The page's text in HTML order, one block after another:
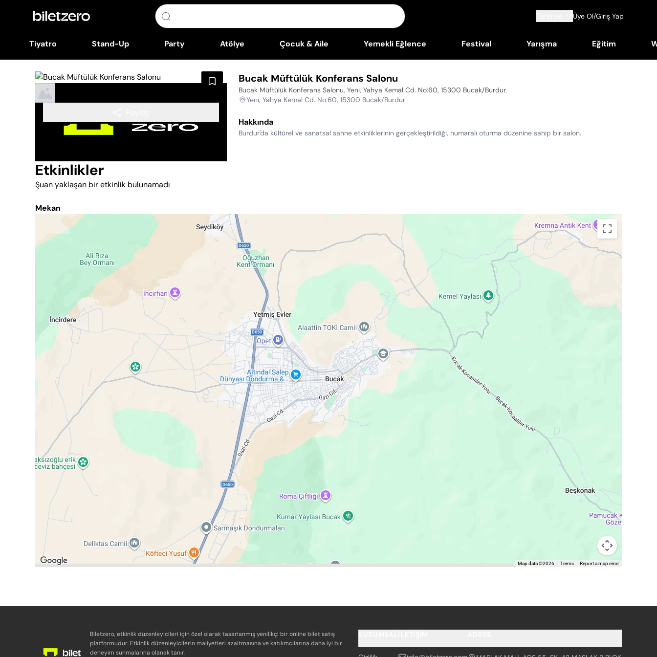
Üye Ol/Giriş Yap
Tiyatro Stand-Up Party Atölye Çocuk & Aile Yemekli Eğlence Festival Yarışma Eğitim
Bucak Müftülük Konferans Salonu
Bucak Müftülük Konferans Salonu, Yeni, Yahya Kemal Cd. No:60, 15300 Bucak/Burdur.
Yeni, Yahya Kemal Cd. No:60, 15300 Bucak/Burdur
Etkinlikler
Şuan yaklaşan bir etkinlik bulunamadı
Hakkında
Burdur'da kültürel ve sanatsal sahne etkinliklerinin gerçekleştirildiği, numaralı oturma düzenine sahip bir salon.
Mekan
Map data ©2026 Terms Report a map error
Biletzero, etkinlik düzenleyicileri için özel olarak tasarlanmış yenilikçi bir online bilet satış
platformudur. Etkinlik düzenleyicilerin maliyetleri azaltmasına ve katılımcılarına daha iyi bir
deneyim sunmalarına olanak tanır.